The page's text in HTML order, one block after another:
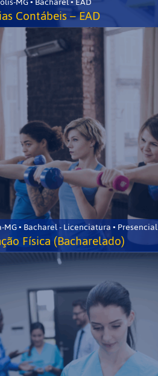
Contábeis – EAD
MG • Bacharel - Licenciatura • Presencial
Física (Bacharelado)